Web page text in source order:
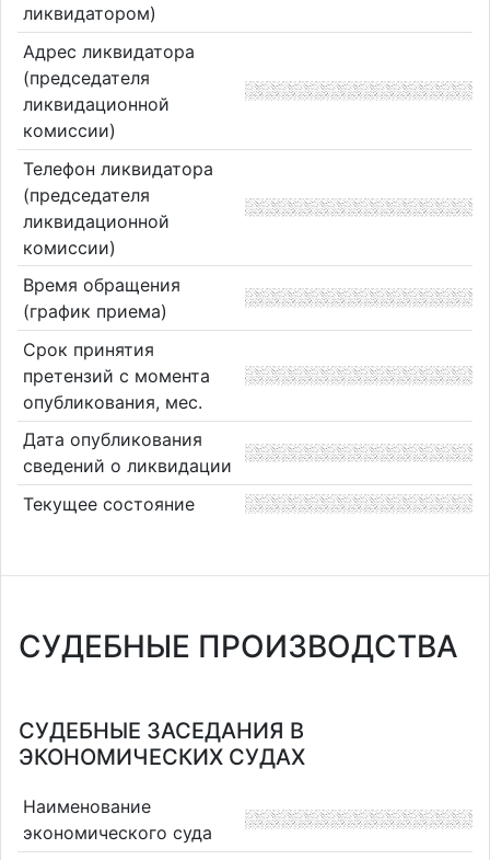
ликвидатором)
Адрес ликвидатора
(председателя
ликвидационной
комиссии)
Телефон ликвидатора
(председателя
ликвидационной
комиссии)
Время обращения
(график приема)
Срок принятия
претензий с момента
опубликования, мес.
Дата опубликования
сведений о ликвидации
Текущее состояние
СУДЕБНЫЕ ПРОИЗВОДСТВА
СУДЕБНЫЕ ЗАСЕДАНИЯ В
ЭКОНОМИЧЕСКИХ СУДАХ
Наименование
экономического суда